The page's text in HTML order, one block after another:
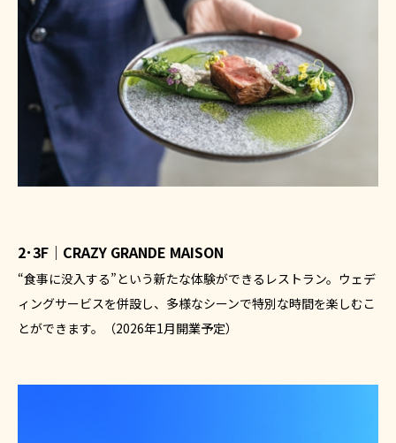
2･3F｜CRAZY GRANDE MAISON
“食事に没入する”という新たな体験ができるレストラン。ウェデ
ィングサービスを併設し、多様なシーンで特別な時間を楽しむこ
とができます。（2026年1月開業予定）